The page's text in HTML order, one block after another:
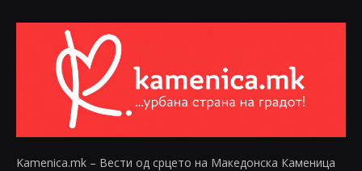
Kamenica.mk – Вести од срцето на Македонска Каменица